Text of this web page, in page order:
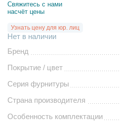
Свяжитесь с нами
насчёт цены
Узнать цену для юр. лиц
Нет в наличии
Бренд
Покрытие / цвет
Серия фурнитуры
Страна производителя
Особенность комплектации